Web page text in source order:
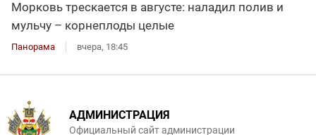
Морковь трескается в августе: наладил полив и
мульчу – корнеплоды целые
Панорама вчера, 18:45
АДМИНИСТРАЦИЯ
Официальный сайт администрации